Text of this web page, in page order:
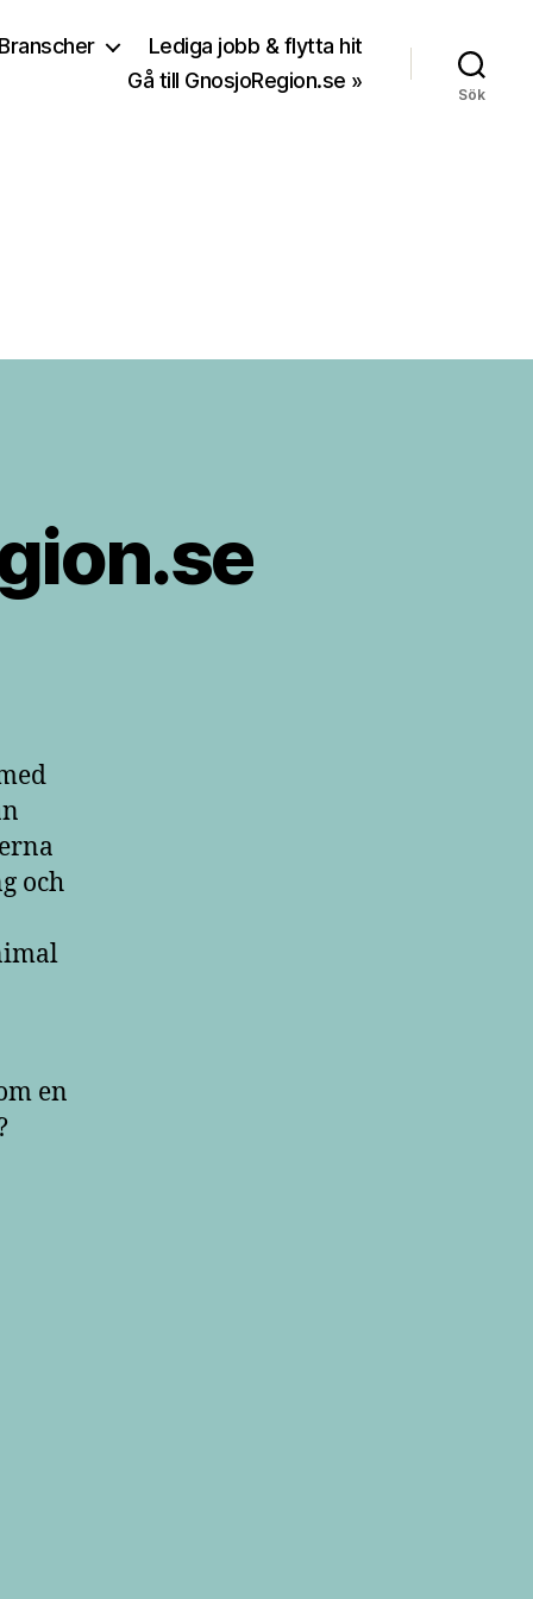
Branscher
Lediga jobb & flytta hit
Gå till GnosjoRegion.se »
Sök
och
en